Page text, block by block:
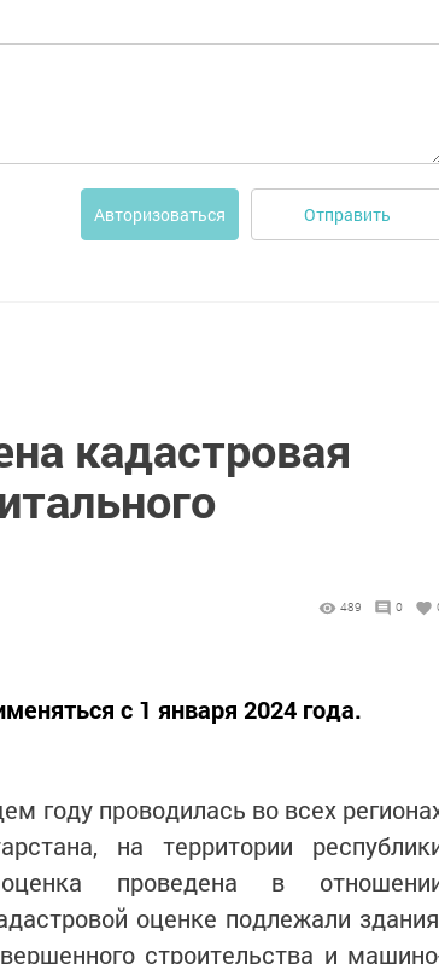
Авторизоваться Отправить
кадастровая
489 0
с 1 января 2024 года.
году проводилась во всех
на территории
проведена в
оценке подлежали
строительства и